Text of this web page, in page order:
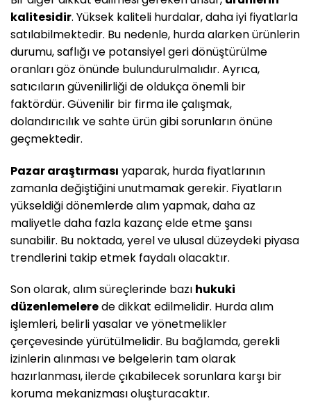
kalitesidir. Yüksek kaliteli hurdalar, daha iyi fiyatlarla
satılabilmektedir. Bu nedenle, hurda alarken ürünlerin
durumu, saflığı ve potansiyel geri dönüştürülme
oranları göz önünde bulundurulmalıdır. Ayrıca,
satıcıların güvenilirliği de oldukça önemli bir
faktördür. Güvenilir bir firma ile çalışmak,
dolandırıcılık ve sahte ürün gibi sorunların önüne
geçmektedir.
Pazar araştırması yaparak, hurda fiyatlarının
zamanla değiştiğini unutmamak gerekir. Fiyatların
yükseldiği dönemlerde alım yapmak, daha az
maliyetle daha fazla kazanç elde etme şansı
sunabilir. Bu noktada, yerel ve ulusal düzeydeki piyasa
trendlerini takip etmek faydalı olacaktır.
Son olarak, alım süreçlerinde bazı hukuki
düzenlemelerede dikkat edilmelidir. Hurda alım
işlemleri, belirli yasalar ve yönetmelikler
çerçevesinde yürütülmelidir. Bu bağlamda, gerekli
izinlerin alınması ve belgelerin tam olarak
hazırlanması, ilerde çıkabilecek sorunlara karşı bir
koruma mekanizması oluşturacaktır.